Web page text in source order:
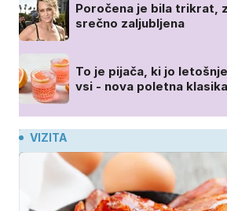
Poročena je bila trikrat,
srečno zaljubljena
To je pijača, ki jo
vsi - nova poletna klasika
VIZITA